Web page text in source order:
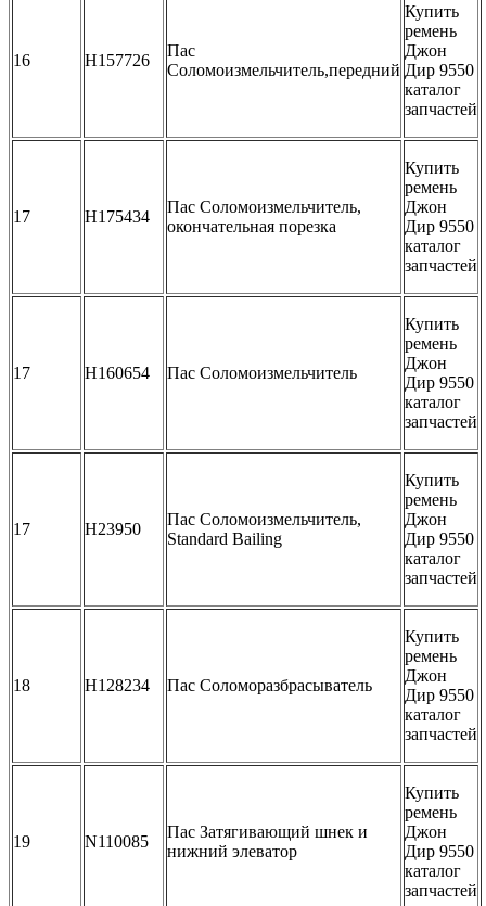
16 H157726
Пас
Соломоизмельчитель,передний
Купить
ремень
Джон
Дир 9550
каталог
запчастей
17 H175434
Пас Соломоизмельчитель,
окончательная порезка
Купить
ремень
Джон
Дир 9550
каталог
запчастей
17 H160654 Пас Соломоизмельчитель
Купить
ремень
Джон
Дир 9550
каталог
запчастей
17 H23950
Пас Соломоизмельчитель,
Standard Bailing
Купить
ремень
Джон
Дир 9550
каталог
запчастей
18 H128234 Пас Соломоразбрасыватель
Купить
ремень
Джон
Дир 9550
каталог
запчастей
19 N110085
Пас Затягивающий шнек и
нижний элеватор
Купить
ремень
Джон
Дир 9550
каталог
запчастей